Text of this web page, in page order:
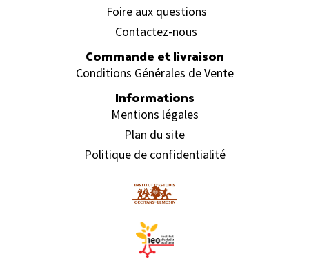
Foire aux questions
Contactez-nous
Commande et livraison
Conditions Générales de Vente
Informations
Mentions légales
Plan du site
Politique de confidentialité